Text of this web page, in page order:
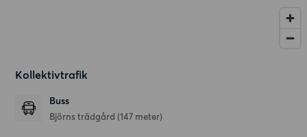
Kollektivtrafik
Buss
Björns trädgård (147 meter)